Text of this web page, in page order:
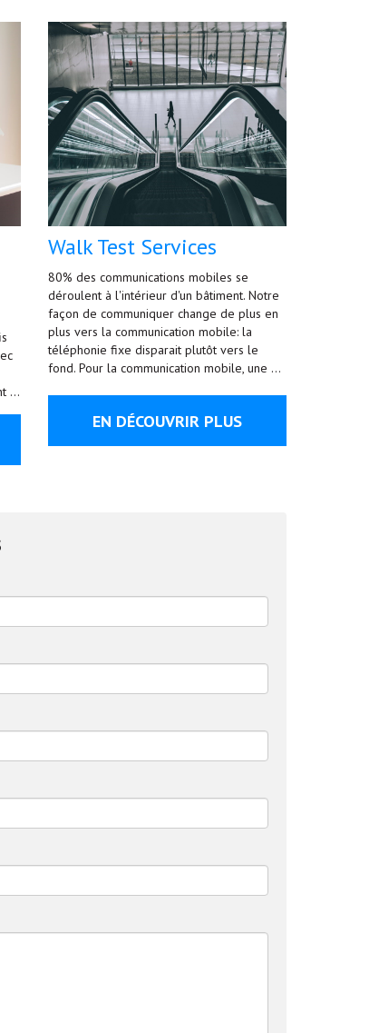
…
Walk Test Services
80% des communications mobiles se
déroulent à l'intérieur d'un bâtiment. Notre
façon de communiquer change de plus en
plus vers la communication mobile: la
téléphonie fixe disparait plutôt vers le
fond. Pour la communication mobile, une …
EN DÉCOUVRIR PLUS